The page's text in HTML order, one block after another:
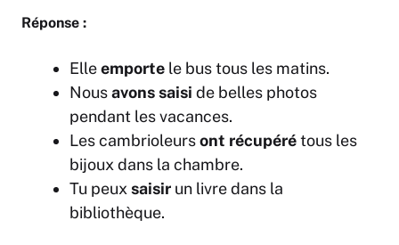
Réponse :
Elleemporte le bus tous les matins.
Nousavons saisi de belles photos
pendant les vacances.
Les cambrioleursont récupérétous les
bijoux dans la chambre.
Tu peuxsaisir un livre dans la
bibliothèque.